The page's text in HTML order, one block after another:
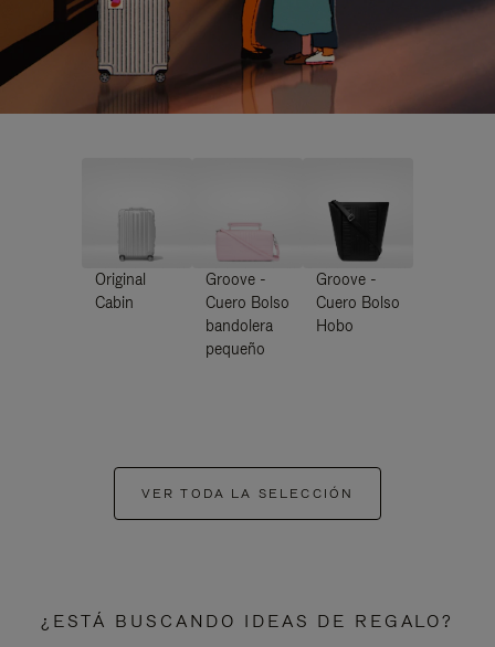
Original
Cabin
Groove -
Cuero Bolso
bandolera
pequeño
Groove -
Cuero Bolso
Hobo
VER TODA LA SELECCIÓN
¿ESTÁ BUSCANDO IDEAS DE REGALO?